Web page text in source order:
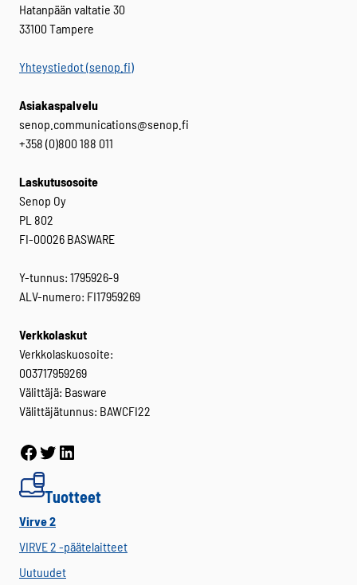
Hatanpään valtatie 30
33100 Tampere
Yhteystiedot (senop.fi)
Asiakaspalvelu
senop.communications@senop.fi
+358 (0)800 188 011
Laskutusosoite
Senop Oy
PL 802
FI-00026 BASWARE
Y-tunnus: 1795926-9
ALV-numero: FI17959269
Verkkolaskut
Verkkolaskuosoite:
003717959269
Välittäjä: Basware
Välittäjätunnus: BAWCFI22
Tuotteet
Virve 2
VIRVE 2 -päätelaitteet
Uutuudet